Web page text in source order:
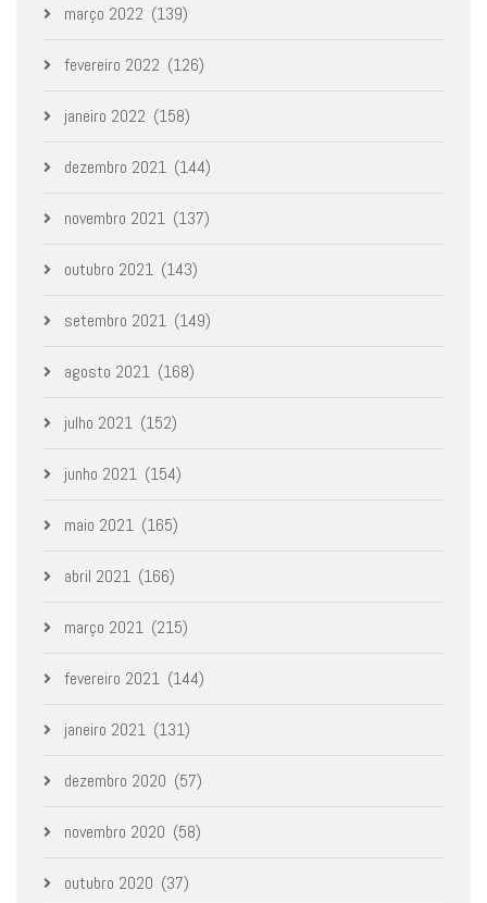
março 2022 (139)
fevereiro 2022 (126)
janeiro 2022 (158)
dezembro 2021 (144)
novembro 2021 (137)
outubro 2021 (143)
setembro 2021 (149)
agosto 2021 (168)
julho 2021 (152)
junho 2021 (154)
maio 2021 (165)
abril 2021 (166)
março 2021 (215)
fevereiro 2021 (144)
janeiro 2021 (131)
dezembro 2020 (57)
novembro 2020 (58)
outubro 2020 (37)